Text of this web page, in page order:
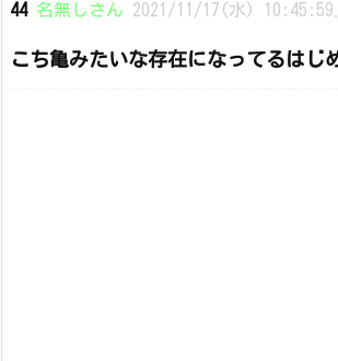
44 名無しさん 2021/11/17(水)
こち亀みたいな存在になってるはじ